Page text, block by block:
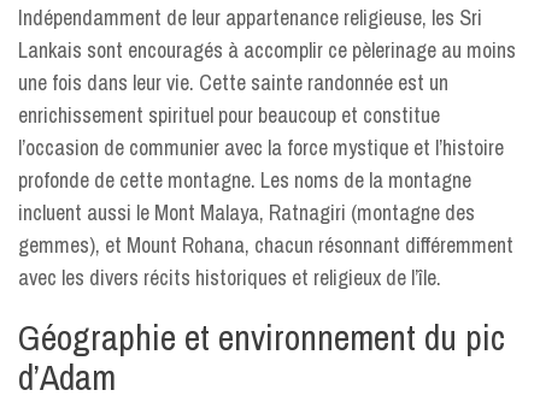
Indépendamment de leur appartenance religieuse, les Sri
Lankais sont encouragés à accomplir ce pèlerinage au moins
une fois dans leur vie. Cette sainte randonnée est un
enrichissement spirituel pour beaucoup et constitue
l’occasion de communier avec la force mystique et l’histoire
profonde de cette montagne. Les noms de la montagne
incluent aussi le Mont Malaya, Ratnagiri (montagne des
gemmes), et Mount Rohana, chacun résonnant différemment
avec les divers récits historiques et religieux de l’île.
Géographie et environnement du pic
d’Adam